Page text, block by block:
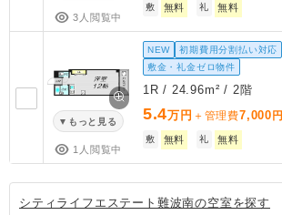
3人閲覧中
敷 無料 礼 無料
もっと見る
1人閲覧中
NEW
初期費用分割払い対応
敷金・礼金ゼロ物件
1R / 24.96m² / 2階
5.4万円 ＋管理費7,000 円
敷 無料 礼 無料
シティライフエステート難波南の空室を探す